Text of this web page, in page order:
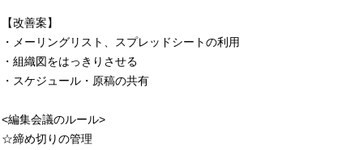
【改善案】
・メーリングリスト、スプレッドシートの利用
・組織図をはっきりさせる
・スケジュール・原稿の共有
<編集会議のルール>
☆締め切りの管理